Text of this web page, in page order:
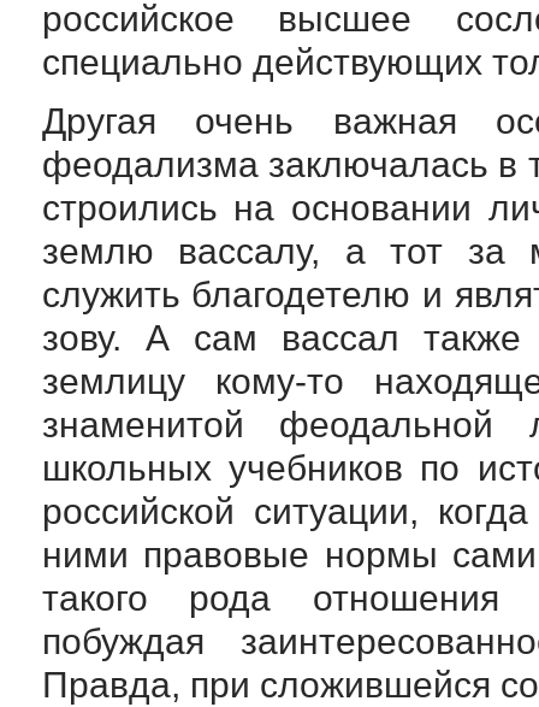
российское высшее
специально действующих
Другая очень важная
феодализма заключалась в
строились на основании
землю вассалу, а тот за
служить благодетелю и
зову. А сам вассал также
землицу кому-то
знаменитой
школьных учебников по
российской ситуации,
ними правовые нормы
такого рода отношения
побуждая
Правда, при сложившейся